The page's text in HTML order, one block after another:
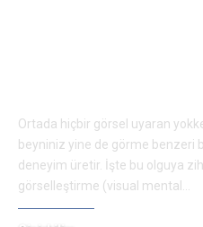
Ortada hiçbir görsel uyaran
beyniniz yine de görme benzeri
deneyim üretir. İşte bu olguya
görselleştirme (visual mental